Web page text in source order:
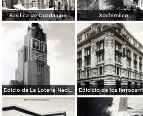
Basilica de Guadalupe. Xochimilco
Edicio de La Loteria Nacional Ciudad de México Abril de 1964